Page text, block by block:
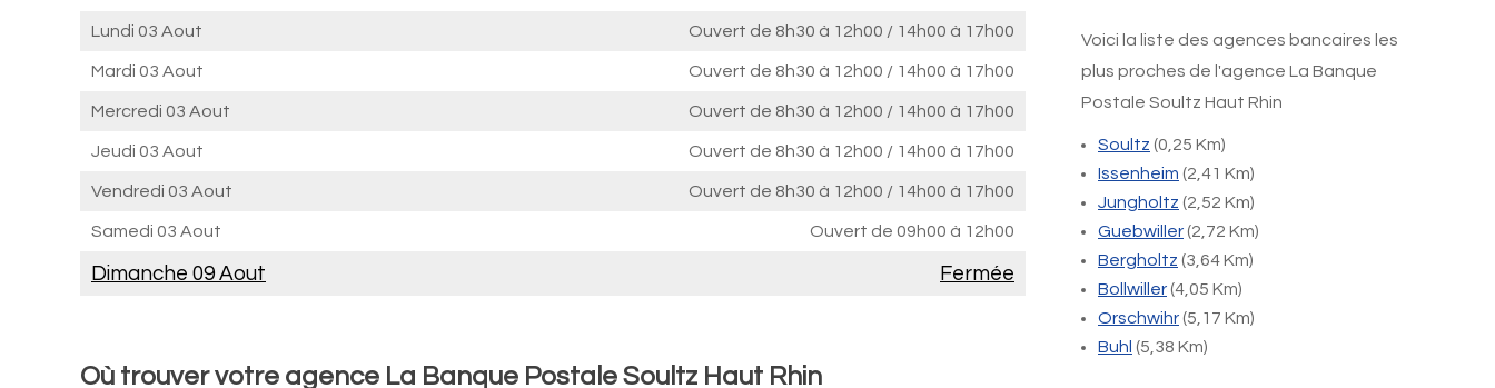
Lundi 03 Aout Ouvert de 8h30 à 12h00 / 14h00 à 17h00
Mardi 03 Aout Ouvert de 8h30 à 12h00 / 14h00 à 17h00
Mercredi 03 Aout Ouvert de 8h30 à 12h00 / 14h00 à 17h00
Jeudi 03 Aout Ouvert de 8h30 à 12h00 / 14h00 à 17h00
Vendredi 03 Aout Ouvert de 8h30 à 12h00 / 14h00 à 17h00
Samedi 03 Aout Ouvert de 09h00 à 12h00
Dimanche 09 Aout Fermée
Où trouver votre agence La Banque Postale Soultz Haut Rhin
Voici la liste des agences bancaires les
plus proches de l'agence La Banque
Postale Soultz Haut Rhin
Soultz (0,25 Km)
Issenheim (2,41 Km)
Jungholtz (2,52 Km)
Guebwiller(2,72 Km)
Bergholtz (3,64 Km)
Bollwiller(4,05 Km)
Orschwihr(5,17 Km)
Buhl (5,38 Km)